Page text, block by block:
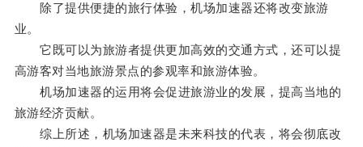
除了提供便捷的旅行体验，机场加速器还将改变旅游
业。
它既可以为旅游者提供更加高效的交通方式，还可以提
高游客对当地旅游景点的参观率和旅游体验。
机场加速器的运用将会促进旅游业的发展，提高当地的
旅游经济贡献。
综上所述，机场加速器是未来科技的代表，将会彻底改